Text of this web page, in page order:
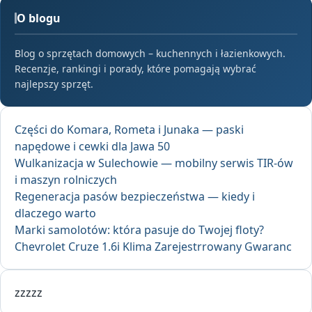
O blogu
Blog o sprzętach domowych – kuchennych i łazienkowych.
Recenzje, rankingi i porady, które pomagają wybrać
najlepszy sprzęt.
Części do Komara, Rometa i Junaka — paski
napędowe i cewki dla Jawa 50
Wulkanizacja w Sulechowie — mobilny serwis TIR-ów
i maszyn rolniczych
Regeneracja pasów bezpieczeństwa — kiedy i
dlaczego warto
Marki samolotów: która pasuje do Twojej floty?
Chevrolet Cruze 1.6i Klima Zarejestrrowany Gwaranc
zzzzz